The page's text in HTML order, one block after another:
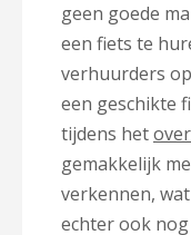
geen goede
een fiets te
verhuurders
een geschikte
tijdens het
gemakkelijk
verkennen,
echter ook